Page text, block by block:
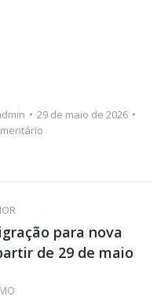
29 de maio de 2026
para nova
de 29 de maio